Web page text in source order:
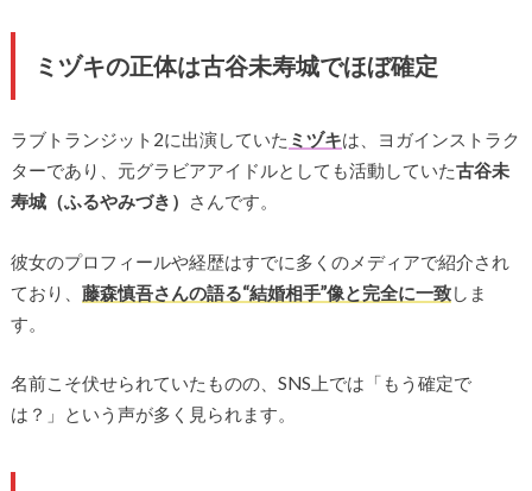
ミヅキの正体は古谷未寿城でほぼ確定
ラブトランジット2に出演していた ミヅキは、ヨガインストラク
ターであり、元グラビアアイドルとしても活動していた古谷未
寿城（ふるやみづき）
さんです。
彼女のプロフィールや経歴はすでに多くのメディアで紹介され
ており、 藤森慎吾さんの語る“結婚相手”像と完全に一致しま
す。
名前こそ伏せられていたものの、SNS上では「もう確定で
は？」という声が多く見られます。